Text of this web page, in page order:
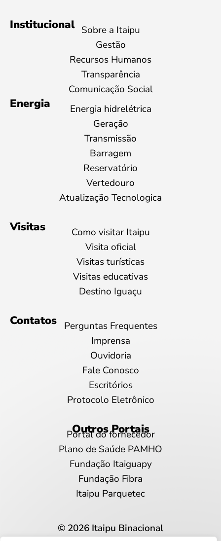
Institucional Sobre a Itaipu
Gestão
Recursos Humanos
Transparência
Comunicação Social
Energia
Energia hidrelétrica
Geração
Transmissão
Barragem
Reservatório
Vertedouro
Atualização Tecnologica
Visitas
Como visitar Itaipu
Visita oficial
Visitas turísticas
Visitas educativas
Destino Iguaçu
Contatos
Perguntas Frequentes
Imprensa
Ouvidoria
Fale Conosco
Escritórios
Protocolo Eletrônico
Outros Portais
Portal do fornecedor
Plano de Saúde PAMHO
Fundação Itaiguapy
Fundação Fibra
Itaipu Parquetec
© 2026 Itaipu Binacional